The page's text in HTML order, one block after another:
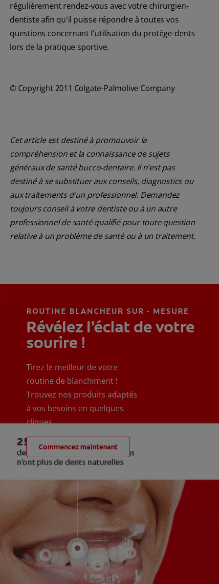
régulièrement rendez-vous avec votre chirurgien-
dentiste afin qu'il puisse répondre à toutes vos
questions concernant l'utilisation du protège-dents
lors de la pratique sportive.
© Copyright 2011 Colgate-Palmolive Company
Cet article est destiné à promouvoir la
compréhension et la connaissance de sujets
généraux de santé bucco-dentaire. Il n'est pas
destiné à se substituer aux conseils, diagnostics ou
aux traitements d'un professionnel. Demandez
toujours conseil à votre dentiste ou à un autre
professionnel de santé qualifié pour toute question
relative à un problème de santé ou à un traitement.
ROUTINE BLANCHEUR SUR - MESURE
Révélez l’éclat de votre
sourire !
Tirez le meilleur de votre
routine de blanchiment !
Trouvez nos produits adaptés
à vos besoins en quelques
cliques
Commencez maintenant